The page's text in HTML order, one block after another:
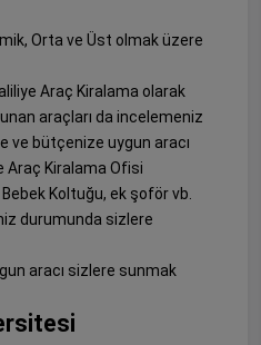
Orta ve Üst olmak üzere
Araç Kiralama olarak
araçları da incelemeniz
ve bütçenize uygun aracı
Araç Kiralama Ofisi
Koltuğu, ek şoför vb.
durumunda sizlere
aracı sizlere sunmak